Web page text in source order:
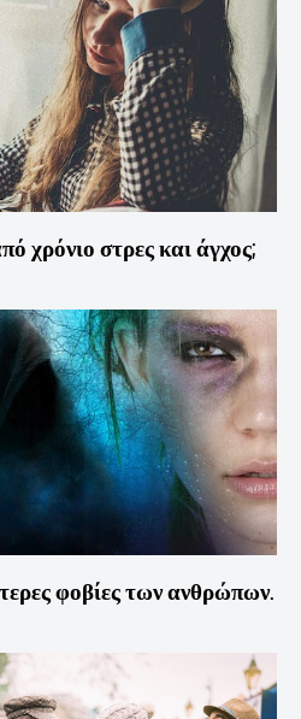
χρόνιο στρες και άγχος;
φοβίες των ανθρώπων.